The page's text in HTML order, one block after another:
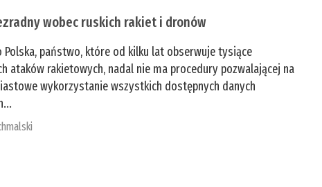
wobec ruskich rakiet i dronów
Polska, państwo, które od kilku lat obserwuje tysiące
ataków rakietowych, nadal nie ma procedury pozwalającej na
wykorzystanie wszystkich dostępnych danych